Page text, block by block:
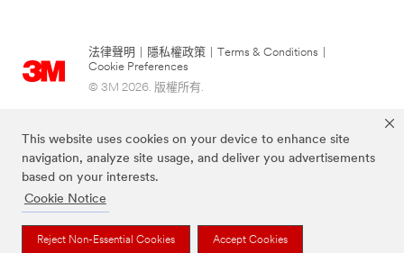
This website uses cookies on your device to enhance site
navigation, analyze site usage, and deliver you advertisements
based on your interests.
Cookie Notice
Reject Non-Essential Cookies Accept Cookies
築
設
決
方
案
的
興
趣，
我
法律聲明 隱私權政策 Terms & Conditions
Cookie Preferences
© 3M 2026. 版權所有.